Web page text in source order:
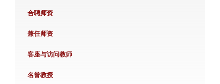
合聘师资
兼任师资
客座与访问教师
名誉教授